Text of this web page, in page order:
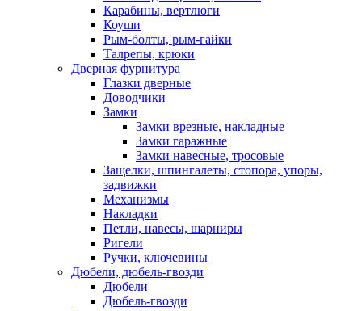
Карабины, вертлюги
Коуши
Рым-болты, рым-гайки
Талрепы, крюки
Дверная фурнитура
Глазки дверные
Доводчики
Замки
Замки врезные, накладные
Замки гаражные
Замки навесные, тросовые
Защелки, шпингалеты, стопора, упоры,
задвижки
Механизмы
Накладки
Петли, навесы, шарниры
Ригели
Ручки, ключевины
Дюбели, дюбель-гвозди
Дюбели
Дюбель-гвозди